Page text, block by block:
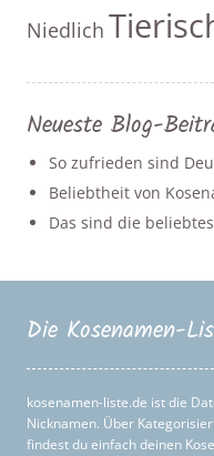
Niedlich
Neueste Blog-
So zufrieden sind
Beliebtheit von
Das sind die
Die Kosenamen-
kosenamen-liste.de ist die
Nicknamen. Über
findest du einfach deinen